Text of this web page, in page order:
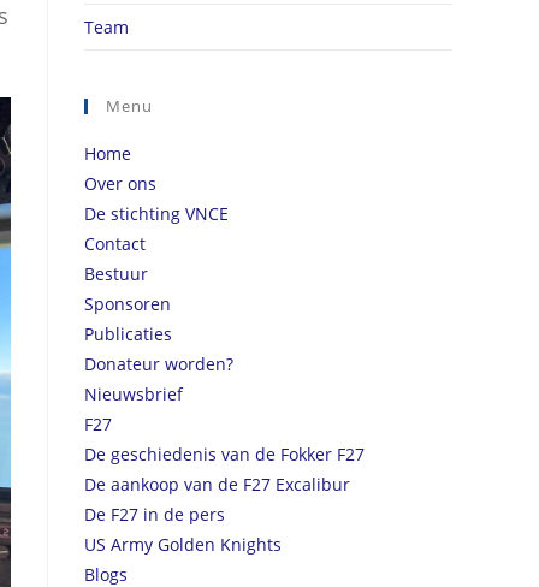
Team
Menu
Home
Over ons
De stichting VNCE
Contact
Bestuur
Sponsoren
Publicaties
Donateur worden?
Nieuwsbrief
F27
De geschiedenis van de Fokker F27
De aankoop van de F27 Excalibur
De F27 in de pers
US Army Golden Knights
Blogs